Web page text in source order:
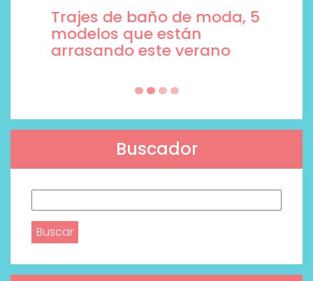
Trajes de baño de moda, 5
modelos que están
arrasando este verano
Buscador